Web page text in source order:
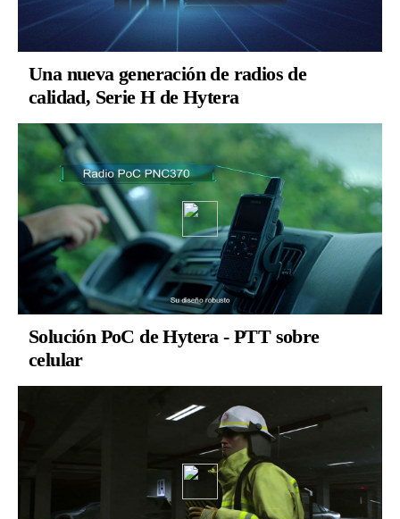
Una nueva generación de radios de
calidad, Serie H de Hytera
Solución PoC de Hytera - PTT sobre
celular